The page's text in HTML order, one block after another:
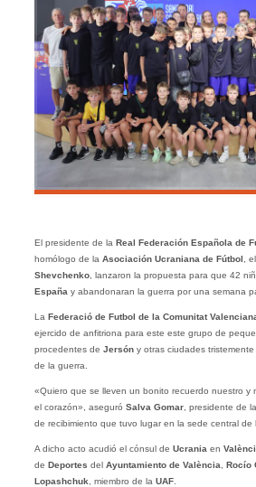
El presidente de la Real Federación Española de
homólogo de la Asociación Ucraniana de Fútbol ,
Shevchenko, lanzaron la propuesta para que 42
España y abandonaran la guerra por una semana
La Federació de Futbol de la Comunitat
ejercido de anfitriona para este este grupo de
procedentes de Jersóny otras ciudades
de la guerra.
«Quiero que se lleven un bonito recuerdo nuestro y
el corazón», aseguró Salva Gomar, presidente de la
de recibimiento que tuvo lugar en la sede central de
A dicho acto acudió el cónsul de Ucrania en
de Deportes del Ayuntamiento de València Rocío
Lopashchuk , miembro de la UAF.